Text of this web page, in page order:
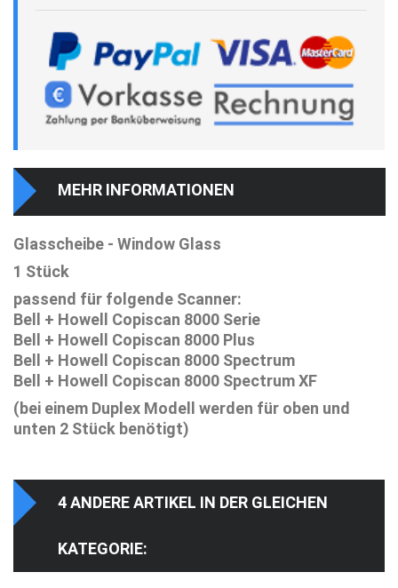
MEHR INFORMATIONEN
Glasscheibe - Window Glass
1 Stück
passend für folgende Scanner:
Bell + Howell Copiscan 8000 Serie
Bell + Howell Copiscan 8000 Plus
Bell + Howell Copiscan 8000 Spectrum
Bell + Howell Copiscan 8000 Spectrum XF
(bei einem Duplex Modell werden für oben und
unten 2 Stück benötigt)
4 ANDERE ARTIKEL IN DER GLEICHEN
KATEGORIE: